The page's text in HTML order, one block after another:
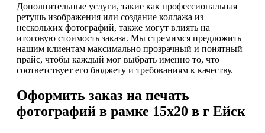
Дополнительные услуги, такие как профессиональная
ретушь изображения или создание коллажа из
нескольких фотографий, также могут влиять на
итоговую стоимость заказа. Мы стремимся предложить
нашим клиентам максимально прозрачный и понятный
прайс, чтобы каждый мог выбрать именно то, что
соответствует его бюджету и требованиям к качеству.
Оформить заказ на печать
фотографий в рамке 15х20 в г Ейск